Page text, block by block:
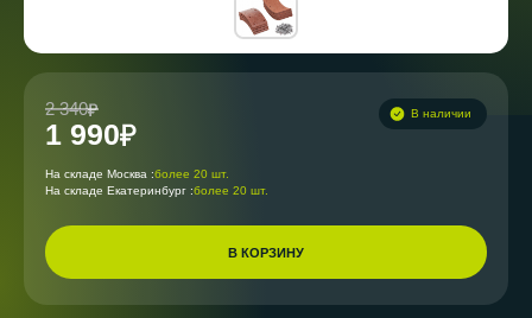
2 340
1 990
В наличии
На складе Москва :более 20 шт.
На складе Екатеринбург :более 20 шт.
В КОРЗИНУ